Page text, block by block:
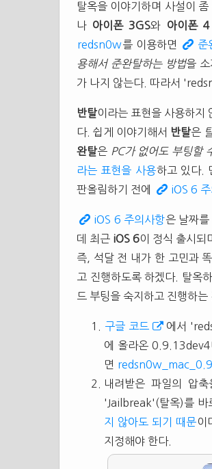
탈옥을 이야기하며 사설이
나 아이폰 3GS와 아이폰 4
redsn0w를 이용하면 준
용해서 준완탈하는 방법을
가 나지 않는다. 따라서
반탈이라는 표현을 사용하지
다. 쉽게 이야기해서 반탈은
완탈은 PC가 없어도 부팅할
라는 표현을 사용하고 있다.
판올림하기 전에
iOS 6
iOS 6 주의사항은 날짜
데 최근 iOS 6이 정식 출시되
즉, 석달 전 내가 한 고민과
고 진행하도록 하겠다. 탈옥
드 부팅을 숙지하고 진행하는
구글 코드
에서
에 올라온
면
내려받은 파일의 압
'Jailbreak'(탈옥)를
지 않아도 되기 때문 이
지정해야 한다.